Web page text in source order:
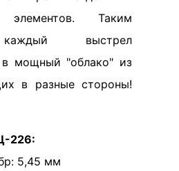
элементов. Таким
выстрел
в мощный "облако" из
в разные стороны!
226:
5,45 мм